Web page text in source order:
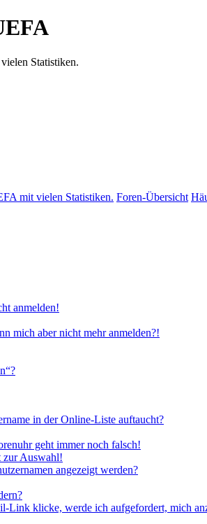
Statistiken.
mit vielen Statistiken. Foren-Übersicht
anmelden!
mich aber nicht mehr anmelden?!
in der Online-Liste auftaucht?
geht immer noch falsch!
zur Auswahl!
angezeigt werden?
Link klicke, werde ich aufgefordert, mich